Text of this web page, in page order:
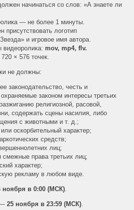
начинаться со слов: «А знаете ли
— не более 1 минуты.
присутствовать логотип
и игровое имя автора.
mov, mp4, flv.
× 576 точек.
не должны:
законодательство, честь и
законом интересы третьих
религиозной, расовой,
содержать сцены насилия, либо
с животными и т. д.;
оскорбительный характер;
средств;
лиц;
смежные права третьих лиц;
характер;
рекламу в любом виде.
ноября в 0:00 (МСК)
—25 ноября в 23:59 (МСК)